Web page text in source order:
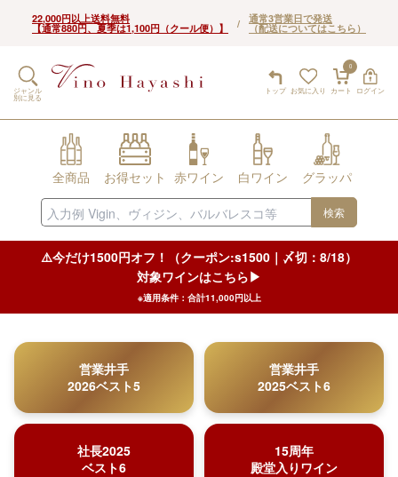
22,000円以上送料無料
【通常880円、夏季は1,100円（クール便）】 / 通常3営業日で発送
（配送についてはこちら）
トップ お気に入り
0
カート ログイン
ジャンル
別に見る
全商品 お得セット 赤ワイン 白ワイン グラッパ
検索
⚠️今だけ1500円オフ！（クーポン:s1500｜〆切：8/18）
対象ワインはこちら▶︎
※適用条件：合計11,000円以上
営業井手
2026ベスト5
営業井手
2025ベスト6
社長2025
ベスト6
15周年
殿堂入りワイン